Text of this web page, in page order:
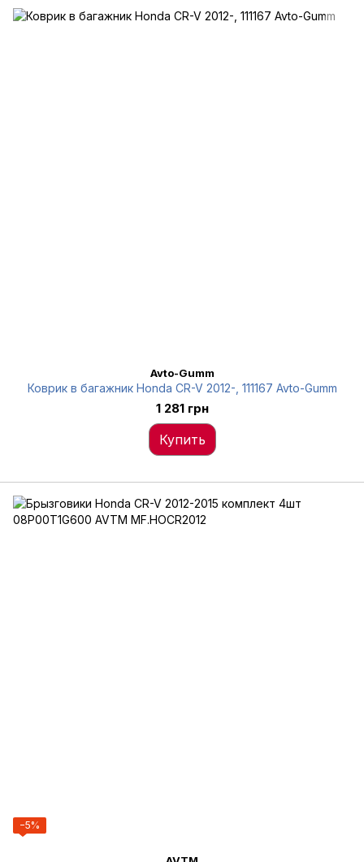
Avto-Gumm
Коврик в багажник Honda CR-V 2012-, 111167 Avto-Gumm
1 281 грн
Купить
−5%